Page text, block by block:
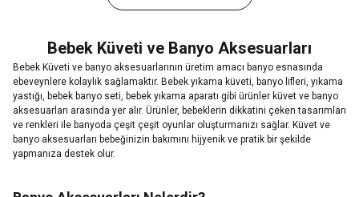
Bebek Küveti ve Banyo Aksesuarları
Bebek Küveti ve banyo aksesuarlarının üretim amacı banyo esnasında
ebeveynlere kolaylık sağlamaktır. Bebek yıkama küveti, banyo lifleri, yıkama
yastığı, bebek banyo seti, bebek yıkama aparatı gibi ürünler küvet ve banyo
aksesuarları arasında yer alır. Ürünler, bebeklerin dikkatini çeken tasarımları
ve renkleri ile banyoda çeşit çeşit oyunlar oluşturmanızı sağlar. Küvet ve
banyo aksesuarları bebeğinizin bakımını hijyenik ve pratik bir şekilde
yapmanıza destek olur.